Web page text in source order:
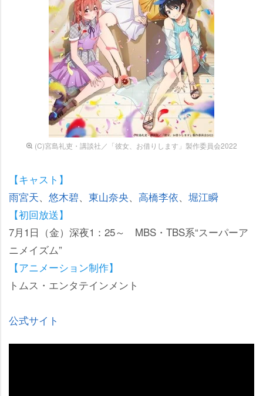
(C)宮島礼吏・講談社／「彼女、お借りします」製作委員会2022
【キャスト】
雨宮天、 悠木碧、 東山奈央、 高橋李依、 堀江瞬
【初回放送】
7月1日（金）深夜1：25～ MBS・TBS系“スーパーア
ニメイズム”
【アニメーション制作】
トムス・エンタテインメント
公式サイト